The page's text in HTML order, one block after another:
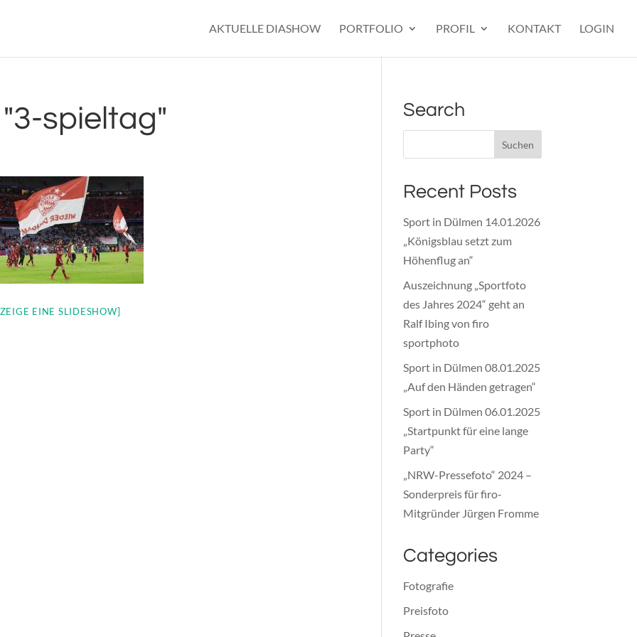
AKTUELLE DIASHOW PORTFOLIO PROFIL KONTAKT LOGIN
spieltag"
EINE SLIDESHOW]
Search
Recent Posts
Sport in Dülmen 14.01.2026
„Königsblau setzt zum
Höhenflug an“
Auszeichnung „Sportfoto
des Jahres 2024“ geht an
Ralf Ibing von firo
sportphoto
Sport in Dülmen 08.01.2025
„Auf den Händen getragen“
Sport in Dülmen 06.01.2025
„Startpunkt für eine lange
Party“
„NRW-Pressefoto“ 2024 –
Sonderpreis für firo-
Mitgründer Jürgen Fromme
Categories
Fotografie
Preisfoto